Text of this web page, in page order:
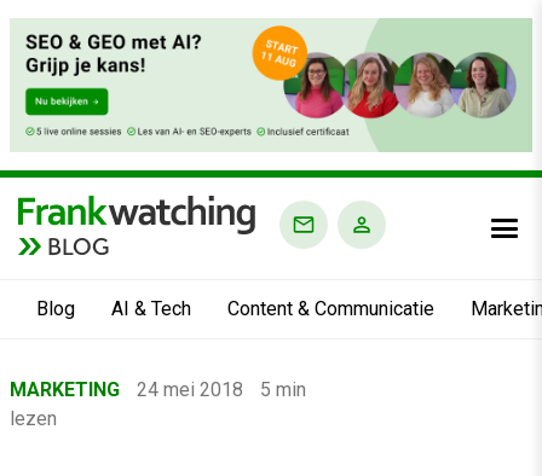
BLOG
Blog AI & Tech Content & Communicatie
›MARKETING 24 mei 2018
5 min
lezen